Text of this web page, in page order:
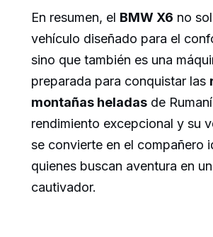
En resumen, el BMW X6 no
vehículo diseñado para el
sino que también es una
preparada para conquistar las
montañas heladas de
rendimiento excepcional y su
se convierte en el compañero
quienes buscan aventura en
cautivador.